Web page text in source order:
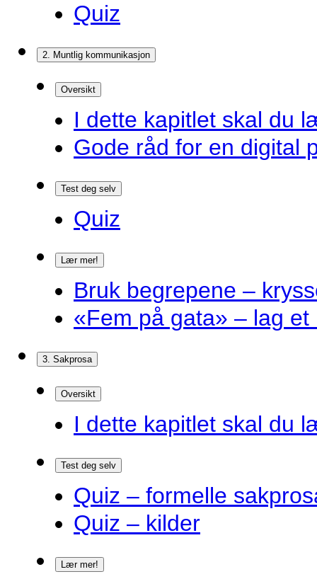
Quiz
2. Muntlig kommunikasjon
Oversikt
I dette kapitlet skal du
Gode råd for en digital
Test deg selv
Quiz
Lær mer!
Bruk begrepene –
«Fem på gata» – lag et
3. Sakprosa
Oversikt
I dette kapitlet skal du
Test deg selv
Quiz – formelle
Quiz – kilder
Lær mer!